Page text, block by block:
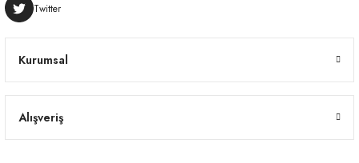
Kurumsal
Alışveriş
Twitter